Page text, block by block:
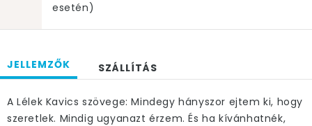
esetén)
JELLEMZŐK SZÁLLÍTÁS
A Lélek Kavics szövege: Mindegy hányszor ejtem ki, hogy
szeretlek. Mindig ugyanazt érzem. És ha kívánhatnék,